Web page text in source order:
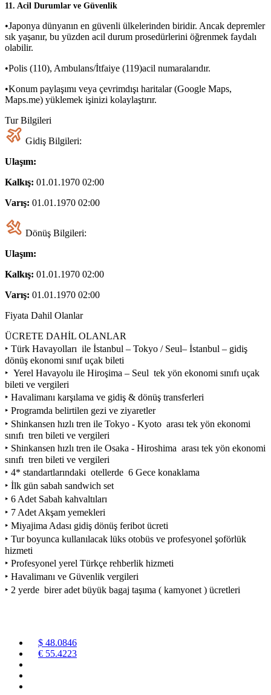
11. Acil Durumlar ve Güvenlik
•Japonya dünyanın en güvenli ülkelerinden biridir. Ancak depremler
sık yaşanır, bu yüzden acil durum prosedürlerini öğrenmek faydalı
olabilir.
•Polis (110), Ambulans/İtfaiye (119)acil numaralarıdır.
•Konum paylaşımı veya çevrimdışı haritalar (Google Maps,
Maps.me) yüklemek işinizi kolaylaştırır.
Tur Bilgileri
Gidiş Bilgileri:
Ulaşım:
Kalkış: 01.01.1970 02:00
Varış: 01.01.1970 02:00
Dönüş Bilgileri:
Ulaşım:
Kalkış: 01.01.1970 02:00
Varış: 01.01.1970 02:00
Fiyata Dahil Olanlar
ÜCRETE DAHİL OLANLAR
‣ Türk Havayolları ile İstanbul – Tokyo / Seul– İstanbul – gidiş
dönüş ekonomi sınıf uçak bileti
‣ Yerel Havayolu ile Hiroşima – Seul tek yön ekonomi sınıfı uçak
bileti ve vergileri
‣ Havalimanı karşılama ve gidiş & dönüş transferleri
‣ Programda belirtilen gezi ve ziyaretler
‣ Shinkansen hızlı tren ile Tokyo - Kyoto arası tek yön ekonomi
sınıfı tren bileti ve vergileri
‣ Shinkansen hızlı tren ile Osaka - Hiroshima arası tek yön ekonomi
sınıfı tren bileti ve vergileri
‣ 4* standartlarındaki otellerde 6 Gece konaklama
‣ İlk gün sabah sandwich set
‣ 6 Adet Sabah kahvaltıları
‣ 7 Adet Akşam yemekleri
‣ Miyajima Adası gidiş dönüş feribot ücreti
‣ Tur boyunca kullanılacak lüks otobüs ve profesyonel şoförlük
hizmeti
‣ Profesyonel yerel Türkçe rehberlik hizmeti
‣ Havalimanı ve Güvenlik vergileri
‣ 2 yerde birer adet büyük bagaj taşıma ( kamyonet ) ücretleri
$ 48.0846
€ 55.4223